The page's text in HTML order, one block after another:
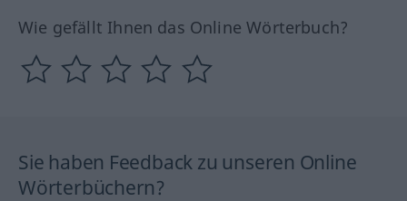
Wie gefällt Ihnen das Online Wörterbuch?
Sie haben Feedback zu unseren Online
Wörterbüchern?